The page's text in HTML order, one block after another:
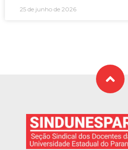
25 de junho de 2026